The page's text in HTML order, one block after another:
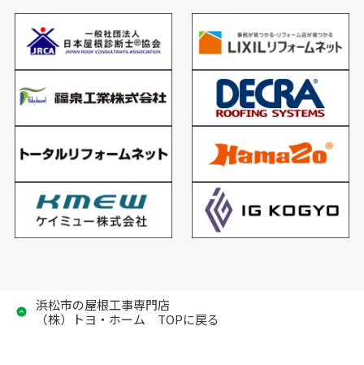
浜松市の屋根工事専門店
（株）トヨ・ホーム TOPに戻る